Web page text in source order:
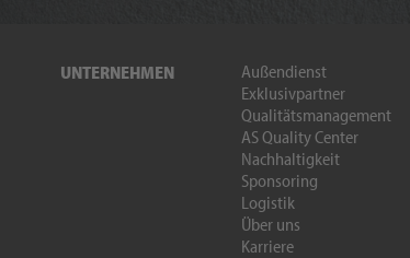
UNTERNEHMEN
Außendienst
Exklusivpartner
Qualitätsmanagement
AS Quality Center
Nachhaltigkeit
Sponsoring
Logistik
Über uns
Karriere